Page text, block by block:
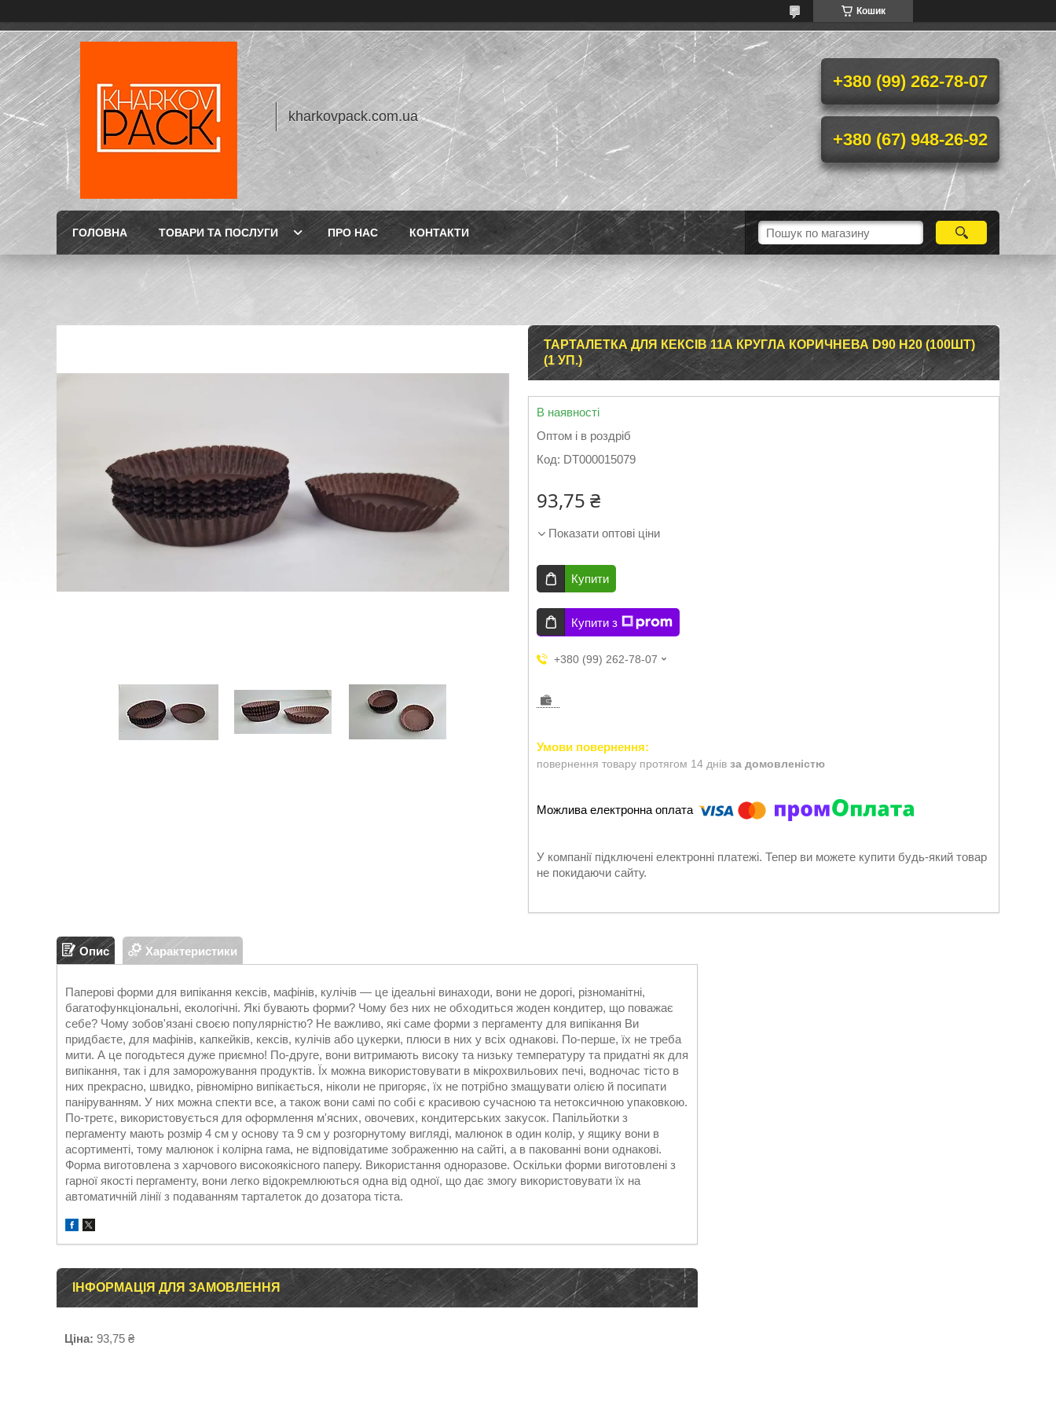
Кошик
kharkovpack.com.ua
+380 (99) 262-78-07
+380 (67) 948-26-92
ГОЛОВНА ТОВАРИ ТА ПОСЛУГИ ПРО НАС КОНТАКТИ
ТАРТАЛЕТКА ДЛЯ КЕКСІВ 11А КРУГЛА КОРИЧНЕВА D90 H20 (100ШТ)
(1 УП.)
В наявності
Оптом і в роздріб
Код: DT000015079
93,75 ₴
Показати оптові ціни
Купити
Купити з
+380 (99) 262-78-07
повернення товару протягом 14 днів за домовленістю
У компанії підключені електронні платежі. Тепер ви можете купити будь-який товар
не покидаючи сайту.
Опис Характеристики
Паперові форми для випікання кексів, мафінів, кулічів — це ідеальні винаходи, вони не дорогі, різноманітні,
багатофункціональні, екологічні. Які бувають форми? Чому без них не обходиться жоден кондитер, що поважає
себе? Чому зобов'язані своєю популярністю? Не важливо, які саме форми з пергаменту для випікання Ви
придбаєте, для мафінів, капкейків, кексів, кулічів або цукерки, плюси в них у всіх однакові. По-перше, їх не треба
мити. А це погодьтеся дуже приємно! По-друге, вони витримають високу та низьку температуру та придатні як для
випікання, так і для заморожування продуктів. Їх можна використовувати в мікрохвильових печі, водночас тісто в
них прекрасно, швидко, рівномірно випікається, ніколи не пригоряє, їх не потрібно змащувати олією й посипати
паніруванням. У них можна спекти все, а також вони самі по собі є красивою сучасною та нетоксичною упаковкою.
По-третє, використовується для оформлення м'ясних, овочевих, кондитерських закусок. Папільйотки з
пергаменту мають розмір 4 см у основу та 9 см у розгорнутому вигляді, малюнок в один колір, у ящику вони в
асортименті, тому малюнок і колірна гама, не відповідатиме зображенню на сайті, а в пакованні вони однакові.
Форма виготовлена з харчового високоякісного паперу. Використання одноразове. Оскільки форми виготовлені з
гарної якості пергаменту, вони легко відокремлюються одна від одної, що дає змогу використовувати їх на
автоматичній лінії з подаванням тарталеток до дозатора тіста.
ІНФОРМАЦІЯ ДЛЯ ЗАМОВЛЕННЯ
Ціна: 93,75 ₴